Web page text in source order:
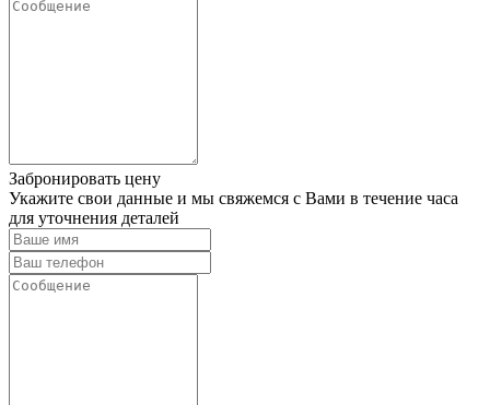
Забронировать цену
Укажите свои данные и мы свяжемся с Вами в течение часа
для уточнения деталей